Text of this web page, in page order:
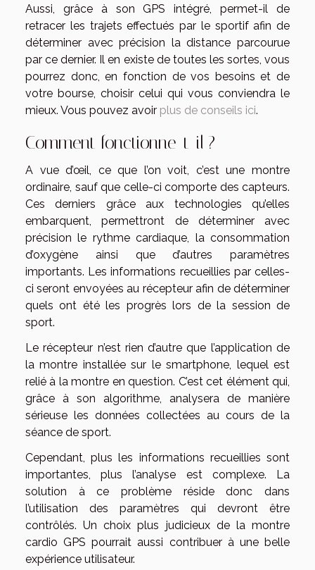
Aussi, grâce à son GPS intégré, permet-il de
retracer les trajets effectués par le sportif afin de
déterminer avec précision la distance parcourue
par ce dernier. Il en existe de toutes les sortes, vous
pourrez donc, en fonction de vos besoins et de
votre bourse, choisir celui qui vous conviendra le
mieux. Vous pouvez avoir plus de conseils ici.
Comment fonctionne-t-il ?
A vue d’œil, ce que l’on voit, c’est une montre
ordinaire, sauf que celle-ci comporte des capteurs.
Ces derniers grâce aux technologies qu’elles
embarquent, permettront de déterminer avec
précision le rythme cardiaque, la consommation
d’oxygène ainsi que d’autres paramètres
importants. Les informations recueillies par celles-
ci seront envoyées au récepteur afin de déterminer
quels ont été les progrès lors de la session de
sport.
Le récepteur n’est rien d’autre que l’application de
la montre installée sur le smartphone, lequel est
relié à la montre en question. C’est cet élément qui,
grâce à son algorithme, analysera de manière
sérieuse les données collectées au cours de la
séance de sport.
Cependant, plus les informations recueillies sont
importantes, plus l’analyse est complexe. La
solution à ce problème réside donc dans
l’utilisation des paramètres qui devront être
contrôlés. Un choix plus judicieux de la montre
cardio GPS pourrait aussi contribuer à une belle
expérience utilisateur.